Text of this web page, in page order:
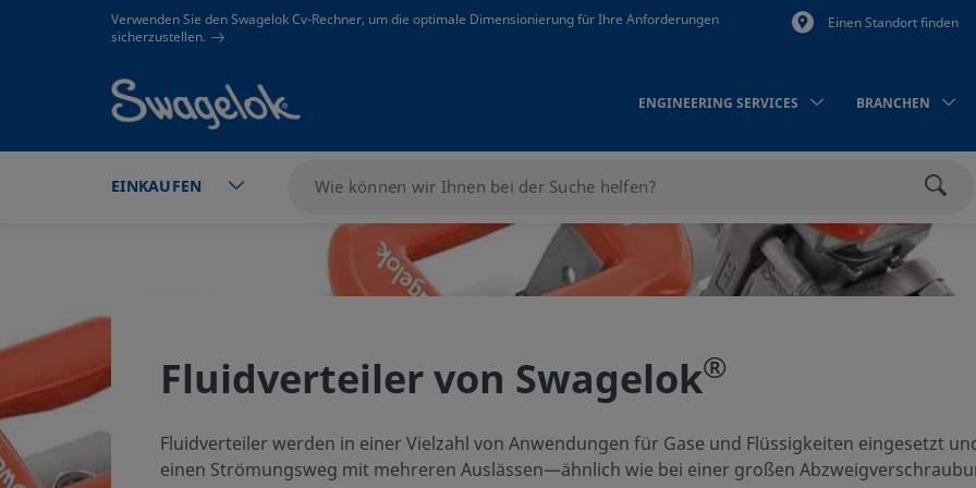
text.skipToContent
text.skipToNavigationVerwenden Sie den Swagelok Cv-Rechner, um die optimale Dimensionierung für Ihre Anforderungen
sicherzustellen.
Einen Standort finden
ENGINEERING SERVICES BRANCHEN
EINKAUFEN
Fluidverteiler von Swagelok®
Fluidverteiler werden in einer Vielzahl von Anwendungen für Gase und Flüssigkeiten eingesetzt
einen Strömungsweg mit mehreren Auslässen—ähnlich wie bei einer großen